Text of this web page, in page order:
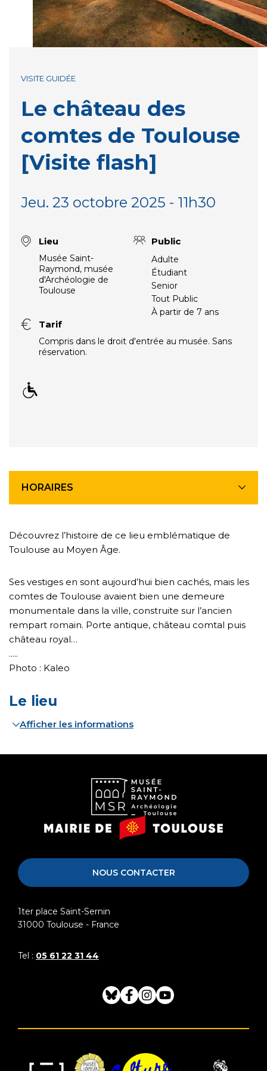
Le château des
comtes de Toulouse
[Visite flash]
VISITE GUIDÉE
Jeu. 23 octobre 2025 - 11h30
Lieu
Musée Saint-
Raymond, musée
d'Archéologie de
Toulouse
Public
Adulte
Étudiant
Senior
Tout Public
À partir de 7 ans
Tarif
Compris dans le droit d'entrée au musée. Sans
réservation.
HORAIRES
Découvrez l’histoire de ce lieu emblématique de
Toulouse au Moyen Âge.
Ses vestiges en sont aujourd’hui bien cachés, mais les
comtes de Toulouse avaient bien une demeure
monumentale dans la ville, construite sur l’ancien
rempart romain. Porte antique, château comtal puis
château royal…
.....
Photo : Kaleo
Le lieu
Afficher les informations
Musée
Saint-
Mairie
de
NOUS CONTACTER
1ter place Saint-Sernin
31000 Toulouse - France
Tel : 05 61 22 31 44
BlueskyFacebook
Instagram
Youtube